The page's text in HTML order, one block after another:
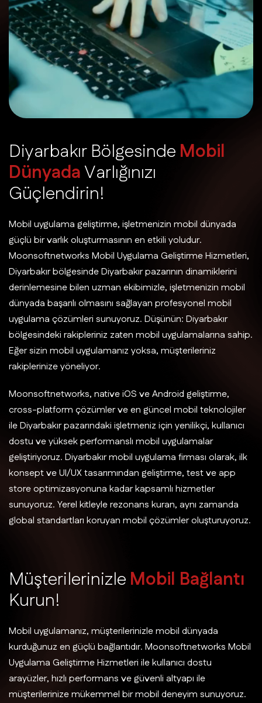
Diyarbakır Bölgesinde Mobil
DünyadaVarlığınızı
Güçlendirin!
Mobil uygulama geliştirme, işletmenizin mobil dünyada
güçlü bir varlık oluşturmasının en etkili yoludur.
Moonsoftnetworks Mobil Uygulama Geliştirme Hizmetleri,
Diyarbakır bölgesinde Diyarbakır pazarının dinamiklerini
derinlemesine bilen uzman ekibimizle, işletmenizin mobil
dünyada başarılı olmasını sağlayan profesyonel mobil
uygulama çözümleri sunuyoruz. Düşünün: Diyarbakır
bölgesindeki rakipleriniz zaten mobil uygulamalarına sahip.
Eğer sizin mobil uygulamanız yoksa, müşterileriniz
rakiplerinize yöneliyor.
Moonsoftnetworks, native iOS ve Android geliştirme,
cross-platform çözümler ve en güncel mobil teknolojiler
ile Diyarbakır pazarındaki işletmeniz için yenilikçi, kullanıcı
dostu ve yüksek performanslı mobil uygulamalar
geliştiriyoruz. Diyarbakır mobil uygulama firması olarak, ilk
konsept ve UI/UX tasarımından geliştirme, test ve app
store optimizasyonuna kadar kapsamlı hizmetler
sunuyoruz. Yerel kitleyle rezonans kuran, aynı zamanda
global standartları koruyan mobil çözümler oluşturuyoruz.
Müşterilerinizle Mobil Bağlantı
Kurun!
Mobil uygulamanız, müşterilerinizle mobil dünyada
kurduğunuz en güçlü bağlantıdır. Moonsoftnetworks Mobil
Uygulama Geliştirme Hizmetleri ile kullanıcı dostu
arayüzler, hızlı performans ve güvenli altyapı ile
müşterilerinize mükemmel bir mobil deneyim sunuyoruz.